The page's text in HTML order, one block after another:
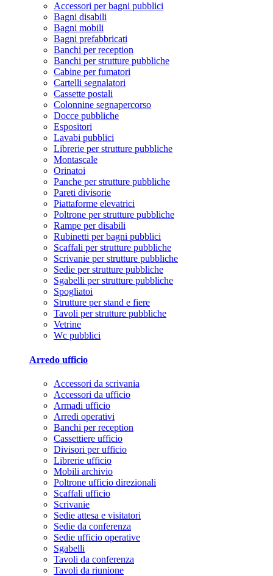
Accessori per bagni pubblici
Bagni disabili
Bagni mobili
Bagni prefabbricati
Banchi per reception
Banchi per strutture pubbliche
Cabine per fumatori
Cartelli segnalatori
Cassette postali
Colonnine segnapercorso
Docce pubbliche
Espositori
Lavabi pubblici
Librerie per strutture pubbliche
Montascale
Orinatoi
Panche per strutture pubbliche
Pareti divisorie
Piattaforme elevatrici
Poltrone per strutture pubbliche
Rampe per disabili
Rubinetti per bagni pubblici
Scaffali per strutture pubbliche
Scrivanie per strutture pubbliche
Sedie per strutture pubbliche
Sgabelli per strutture pubbliche
Spogliatoi
Strutture per stand e fiere
Tavoli per strutture pubbliche
Vetrine
Wc pubblici
Arredo ufficio
Accessori da scrivania
Accessori da ufficio
Armadi ufficio
Arredi operativi
Banchi per reception
Cassettiere ufficio
Divisori per ufficio
Librerie ufficio
Mobili archivio
Poltrone ufficio direzionali
Scaffali ufficio
Scrivanie
Sedie attesa e visitatori
Sedie da conferenza
Sedie ufficio operative
Sgabelli
Tavoli da conferenza
Tavoli da riunione